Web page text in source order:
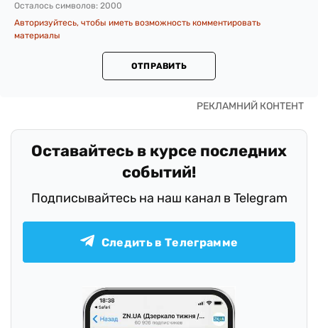
Осталось символов: 2000
Авторизуйтесь, чтобы иметь возможность комментировать
материалы
ОТПРАВИТЬ
Оставайтесь в курсе последних
событий!
Подписывайтесь на наш канал в Telegram
Следить в Телеграмме